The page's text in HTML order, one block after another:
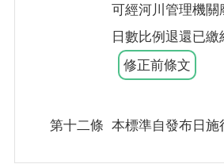
可經河川管理機關
日數比例退還已繳
修正前條文
第十二條 本標準自發布日施